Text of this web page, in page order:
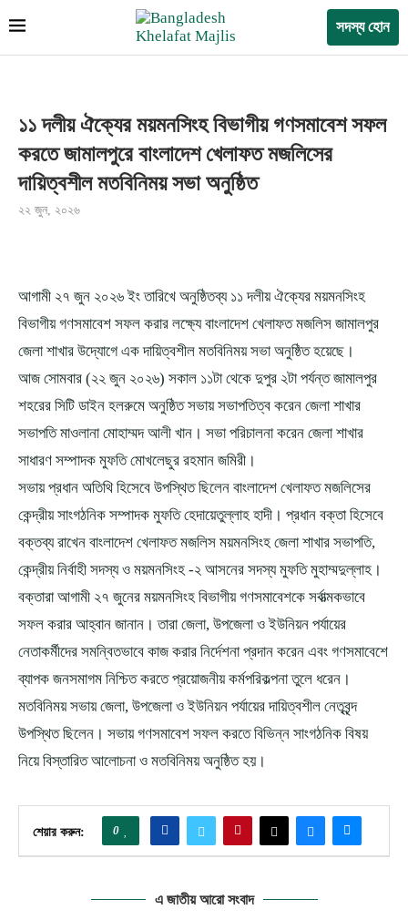
সদস্য হোন
১১ দলীয় ঐক্যের ময়মনসিংহ বিভাগীয় গণসমাবেশ সফল
করতে জামালপুরে বাংলাদেশ খেলাফত মজলিসের
দায়িত্বশীল মতবিনিময় সভা অনুষ্ঠিত
২২ জুন, ২০২৬
আগামী ২৭ জুন ২০২৬ ইং তারিখে অনুষ্ঠিতব্য ১১ দলীয় ঐক্যের ময়মনসিংহ
বিভাগীয় গণসমাবেশ সফল করার লক্ষ্যে বাংলাদেশ খেলাফত মজলিস জামালপুর
জেলা শাখার উদ্যোগে এক দায়িত্বশীল মতবিনিময় সভা অনুষ্ঠিত হয়েছে।
আজ সোমবার (২২ জুন ২০২৬) সকাল ১১টা থেকে দুপুর ২টা পর্যন্ত জামালপুর
শহরের সিটি ডাইন হলরুমে অনুষ্ঠিত সভায় সভাপতিত্ব করেন জেলা শাখার
সভাপতি মাওলানা মোহাম্মদ আলী খান। সভা পরিচালনা করেন জেলা শাখার
সাধারণ সম্পাদক মুফতি মোখলেছুর রহমান জমিরী।
সভায় প্রধান অতিথি হিসেবে উপস্থিত ছিলেন বাংলাদেশ খেলাফত মজলিসের
কেন্দ্রীয় সাংগঠনিক সম্পাদক মুফতি হেদায়েতুল্লাহ হাদী। প্রধান বক্তা হিসেবে
বক্তব্য রাখেন বাংলাদেশ খেলাফত মজলিস ময়মনসিংহ জেলা শাখার সভাপতি,
কেন্দ্রীয় নির্বাহী সদস্য ও ময়মনসিংহ -২ আসনের সদস্য মুফতি মুহাম্মদুল্লাহ।
বক্তারা আগামী ২৭ জুনের ময়মনসিংহ বিভাগীয় গণসমাবেশকে সর্বাত্মকভাবে
সফল করার আহ্বান জানান। তারা জেলা, উপজেলা ও ইউনিয়ন পর্যায়ের
নেতাকর্মীদের সমন্বিতভাবে কাজ করার নির্দেশনা প্রদান করেন এবং গণসমাবেশে
ব্যাপক জনসমাগম নিশ্চিত করতে প্রয়োজনীয় কর্মপরিকল্পনা তুলে ধরেন।
মতবিনিময় সভায় জেলা, উপজেলা ও ইউনিয়ন পর্যায়ের দায়িত্বশীল নেতৃবৃন্দ
উপস্থিত ছিলেন। সভায় গণসমাবেশ সফল করতে বিভিন্ন সাংগঠনিক বিষয়
নিয়ে বিস্তারিত আলোচনা ও মতবিনিময় অনুষ্ঠিত হয়।
শেয়ার করুন: 0
এ জাতীয় আরো সংবাদ